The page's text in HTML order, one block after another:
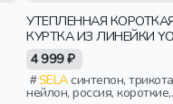
УТЕПЛЕННАЯ
КУРТКА
4 999 ₽
SELAсинтепон, трикотаж,
нейлон, россия, короткие,